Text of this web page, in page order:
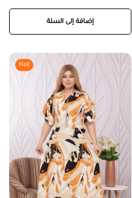
إضافة إلى السلة
Hot